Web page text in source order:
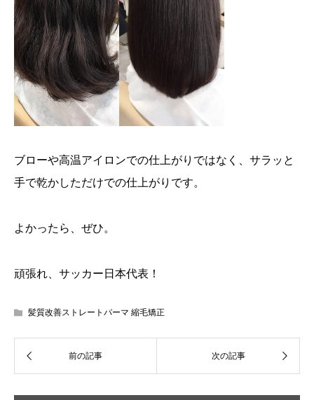
ブローや高温アイロンでの仕上がりではなく、サラッと
手で乾かしただけでの仕上がりです。
よかったら、ぜひ。
頑張れ、サッカー日本代表！
髪質改善ストレートパーマ 縮毛矯正